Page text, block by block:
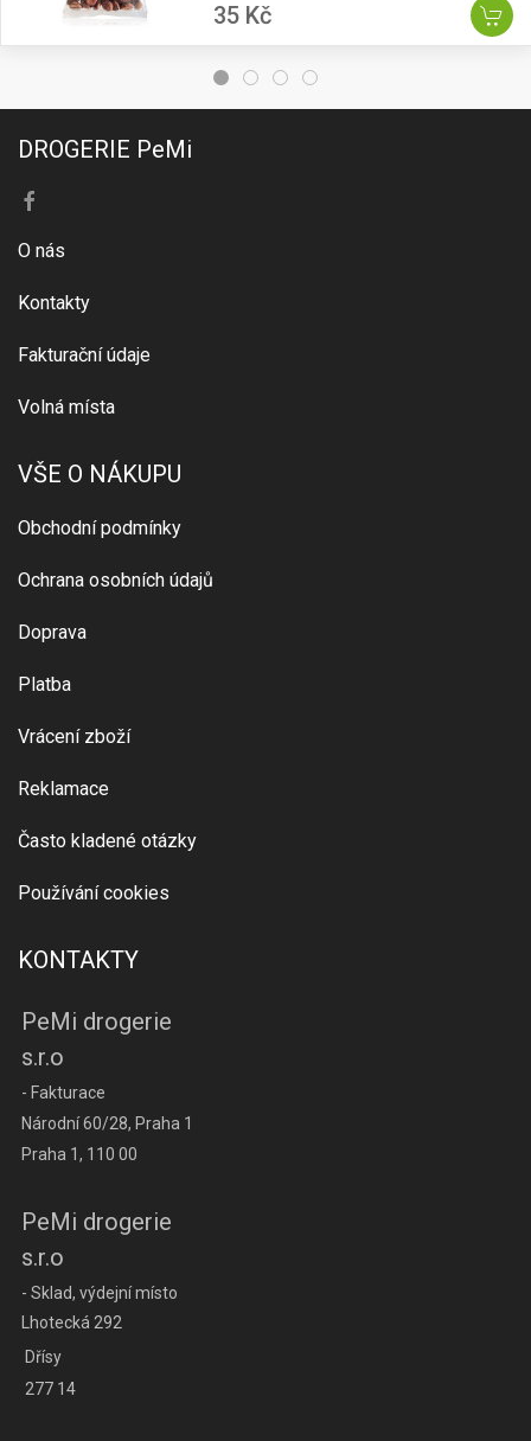
35 Kč
DROGERIE PeMi
O nás
Kontakty
Fakturační údaje
Volná místa
VŠE O NÁKUPU
Obchodní podmínky
Ochrana osobních údajů
Doprava
Platba
Vrácení zboží
Reklamace
Často kladené otázky
Používání cookies
KONTAKTY
PeMi drogerie
s.r.o
- Fakturace
Národní 60/28, Praha 1
Praha 1, 110 00
PeMi drogerie
s.r.o
- Sklad, výdejní místo
Lhotecká 292
Dřísy
277 14